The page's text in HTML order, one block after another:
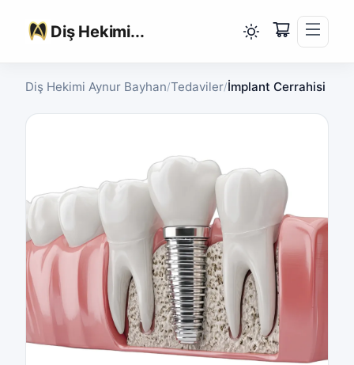
Diş Hekimi...
Diş Hekimi Aynur Bayhan/Tedaviler/İmplant Cerrahisi